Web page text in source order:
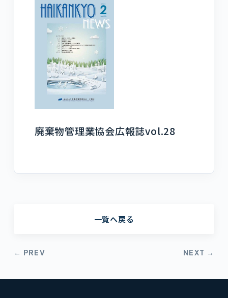
廃棄物管理業協会広報誌vol.28
← PREV
一覧へ戻る
NEXT →